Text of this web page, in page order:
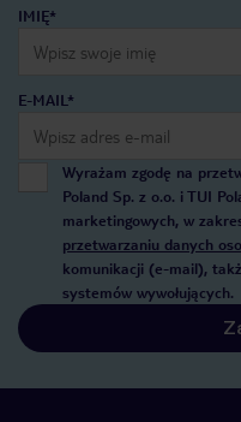
IMIĘ*
E-MAIL*
Wyrażam zgodę na
Poland Sp. z o.o. i TUI
marketingowych, w
przetwarzaniu danych
komunikacji (e-mail),
systemów wywołujących.